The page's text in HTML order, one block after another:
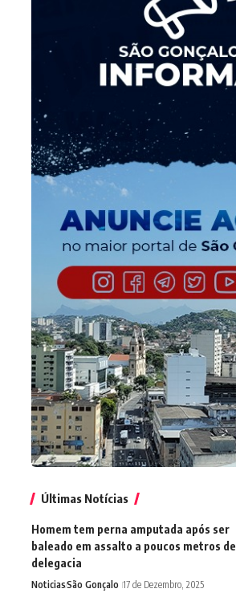
Últimas Notícias
Homem tem perna amputada após ser
baleado em assalto a poucos metros de
delegacia
NoticiasSão Gonçalo 17 de Dezembro, 2025